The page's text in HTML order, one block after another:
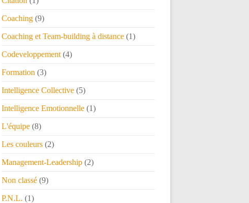
Coaching(9)
Coaching et Team-building à distance(1)
Codeveloppement(4)
Formation (3)
Intelligence Collective(5)
Intelligence Emotionnelle(1)
L'équipe(8)
Les couleurs(2)
Management-Leadership(2)
Non classé(9)
P.N.L. (1)